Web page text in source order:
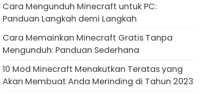
Cara Mengunduh Minecraft untuk PC:
Panduan Langkah demi Langkah
Cara Memainkan Minecraft Gratis Tanpa
Mengunduh: Panduan Sederhana
10 Mod Minecraft Menakutkan Teratas yang
Akan Membuat Anda Merinding di Tahun 2023